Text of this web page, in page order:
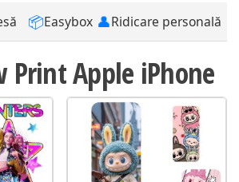
📦Easybox 👤Ridicare personală
Print Apple iPhone